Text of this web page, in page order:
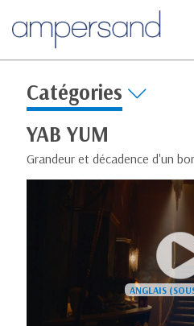
Catégories
YAB YUM
Grandeur et décadence d'un